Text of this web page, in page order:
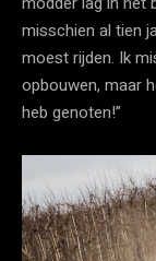
misschien al tien
moest rijden. Ik
opbouwen, maar
heb genoten!”